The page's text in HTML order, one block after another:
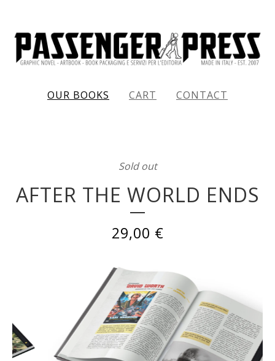
OUR BOOKS CART CONTACT
Sold out
AFTER THE WORLD ENDS
29,00 €